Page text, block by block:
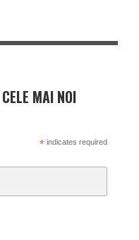
MAI NOI
*indicates required